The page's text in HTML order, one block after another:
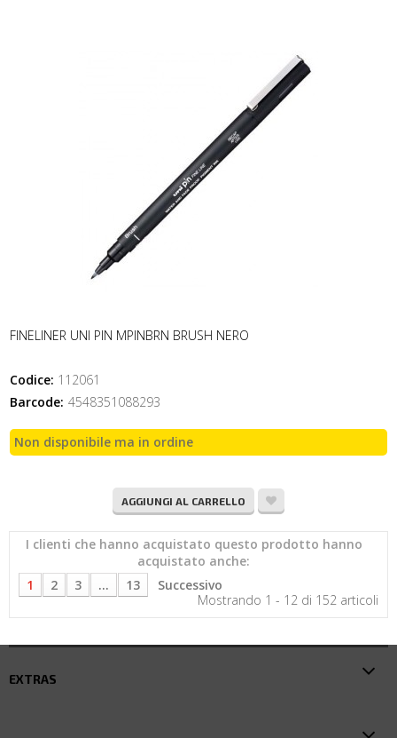
FINELINER UNI PIN MPINBRN BRUSH NERO
Codice: 112061
Barcode: 4548351088293
Non disponibile ma in ordine
AGGIUNGI AL CARRELLO
I clienti che hanno acquistato questo prodotto hanno
acquistato anche:
1
2 3 ... 13
Successivo
Mostrando 1 - 12 di 152 articoli
EXTRAS